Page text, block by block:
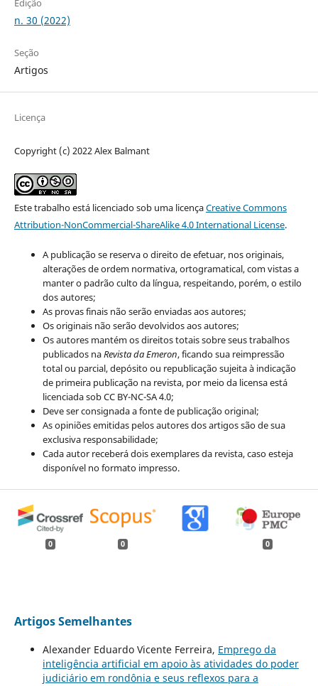
Edição
n. 30 (2022)
Seção
Artigos
Licença
Copyright (c) 2022 Alex Balmant
Este trabalho está licenciado sob uma licençaCreative Commons
Attribution-NonCommercial-ShareAlike 4.0 International License.
A publicação se reserva o direito de efetuar, nos originais,
alterações de ordem normativa, ortogramatical, com vistas a
manter o padrão culto da língua, respeitando, porém, o estilo
dos autores;
As provas finais não serão enviadas aos autores;
Os originais não serão devolvidos aos autores;
Os autores mantém os direitos totais sobre seus trabalhos
publicados naRevista da Emeron, ficando sua reimpressão
total ou parcial, depósito ou republicação sujeita à indicação
de primeira publicação na revista, por meio da licensa está
licenciada sob CC BY-NC-SA 4.0;
Deve ser consignada a fonte de publicação original;
As opiniões emitidas pelos autores dos artigos são de sua
exclusiva responsabilidade;
Cada autor receberá dois exemplares da revista, caso esteja
disponível no formato impresso.
0 0 0
Artigos Semelhantes
Alexander Eduardo Vicente Ferreira, Emprego da
inteligência artificial em apoio às atividades do poder
judiciário em rondônia e seus reflexos para a